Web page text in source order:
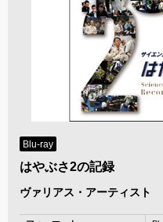
Blu-ray
はやぶさ2の記録
ヴァリアス・アーティスト